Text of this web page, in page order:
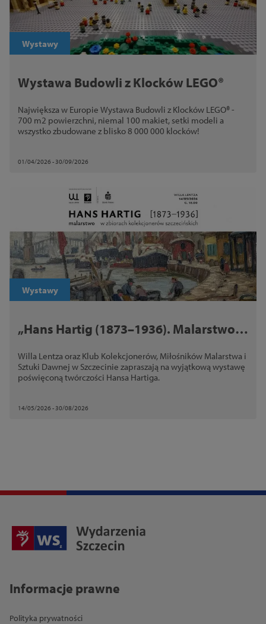
Wystawy
Wystawa Budowli z Klocków LEGO®
Największa w Europie Wystawa Budowli z Klocków LEGO® -
700 m2 powierzchni, niemal 100 makiet, setki modeli a
wszystko zbudowane z blisko 8 000 000 klocków!
01/04/2026 - 30/09/2026
Wystawy
„Hans Hartig (1873–1936). Malarstwo w
Willa Lentza oraz Klub Kolekcjonerów, Miłośników Malarstwa i
Sztuki Dawnej w Szczecinie zapraszają na wyjątkową wystawę
poświęconą twórczości Hansa Hartiga.
14/05/2026 - 30/08/2026
Informacje prawne
Polityka prywatności